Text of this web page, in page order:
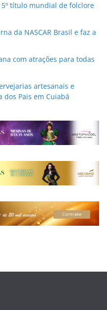
título mundial de folclore
da NASCAR Brasil e faz a
com atrações para todas
artesanais e
dos Pais em Cuiabá